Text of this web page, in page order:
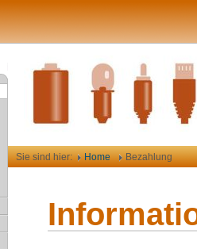
Sie sind hier: Home Bezahlung